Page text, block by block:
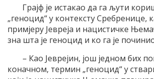
Грајф је истакао да га љути
„геноцид“ у контексту Сребренице,
примјеру Јевреја и нацистичке
зна шта је геноцид и ко га је
– Као Јеврејин, још једном бих
коначном, термин „геноцид“ у